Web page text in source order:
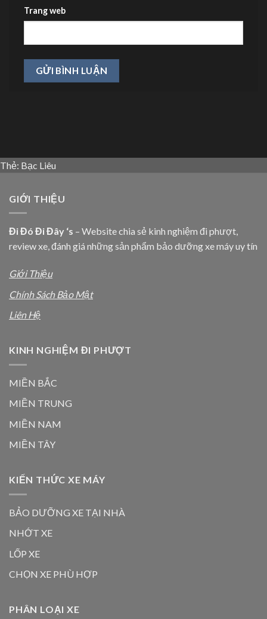
Trang web
Thẻ: Bạc Liêu
GIỚI THIỆU
Đi Đó Đi Đây ‘s – Website chia sẻ kinh nghiệm đi phượt,
review xe, đánh giá những sản phẩm bảo dưỡng xe máy uy tín
Giới Thiệu
Chính Sách Bảo Mật
Liên Hệ
KINH NGHIỆM ĐI PHƯỢT
MIỀN BẮC
MIỀN TRUNG
MIỀN NAM
MIỀN TÂY
KIẾN THỨC XE MÁY
BẢO DƯỠNG XE TẠI NHÀ
NHỚT XE
LỐP XE
CHỌN XE PHÙ HỢP
PHÂN LOẠI XE